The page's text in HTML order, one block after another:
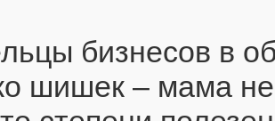
бизнесов в
шишек – мама